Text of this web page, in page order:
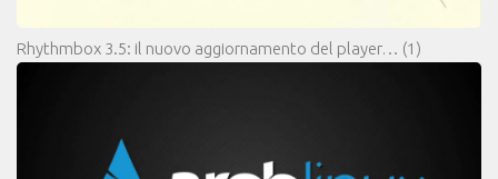
Rhythmbox 3.5: il nuovo aggiornamento del player… (1)